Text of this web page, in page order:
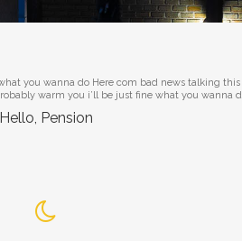
you wanna do Here com bad news talking this
warm you i’ll be just fine what you wanna
Hello, Pension